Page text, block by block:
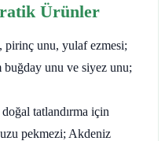
Ürünler
unu, yulaf ezmesi;
unu ve siyez unu;
tatlandırma için
pekmezi; Akdeniz